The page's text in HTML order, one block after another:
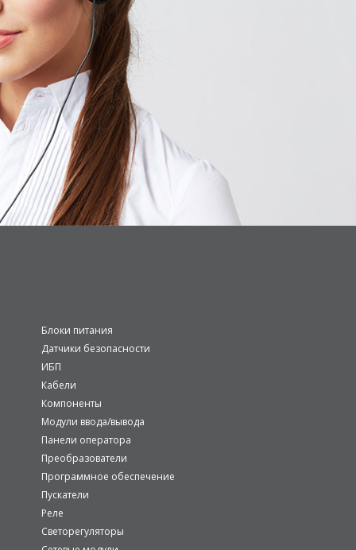
Блоки питания
Датчики безопасности
ИБП
Кабели
Компоненты
Модули ввода/вывода
Панели оператора
Преобразователи
Программное обеспечение
Пускатели
Реле
Светорегуляторы